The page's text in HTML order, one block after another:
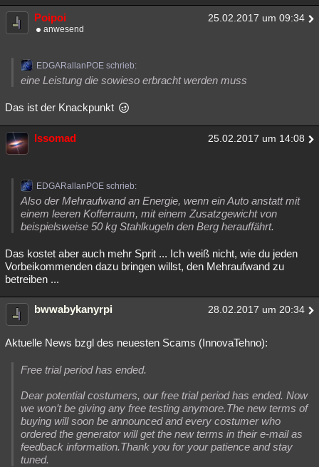
Poipoi 25.02.2017 um 09:34
anwesend
EDGARallanPOE schrieb:
eine Leistung die sowieso erbracht werden muss
Das ist der Knackpunkt
Issomad 25.02.2017 um 14:08
EDGARallanPOE schrieb:
Also der Mehraufwand an Energie, wenn ein Auto anstatt mit
einem leeren Kofferraum, mit einem Zusatzgewicht von
beispielsweise 50 kg Stahlkugeln den Berg herauffährt.
Das kostet aber auch mehr Sprit ... Ich weiß nicht, wie du jeden
Vorbeikommenden dazu bringen willst, den Mehraufwand zu
betreiben ...
bwwabykanyrpi 28.02.2017 um 20:34
Aktuelle News bzgl des neuesten Scams (InnovaTehno):
Free trial period has ended.
Dear potential costumers, our free trial period has ended. Now
we won’t be giving any free testing anymore.The new terms of
buying will soon be announced and every costumer who
ordered the generator will get the new terms in their e-mail as
feedback information.Thank you for your patience and stay
tuned.